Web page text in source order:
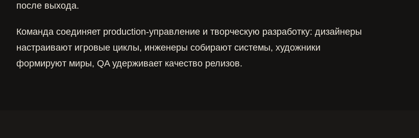
после выхода.
Команда соединяет production-управление и творческую разработку: дизайнеры
настраивают игровые циклы, инженеры собирают системы, художники
формируют миры, QA удерживает качество релизов.